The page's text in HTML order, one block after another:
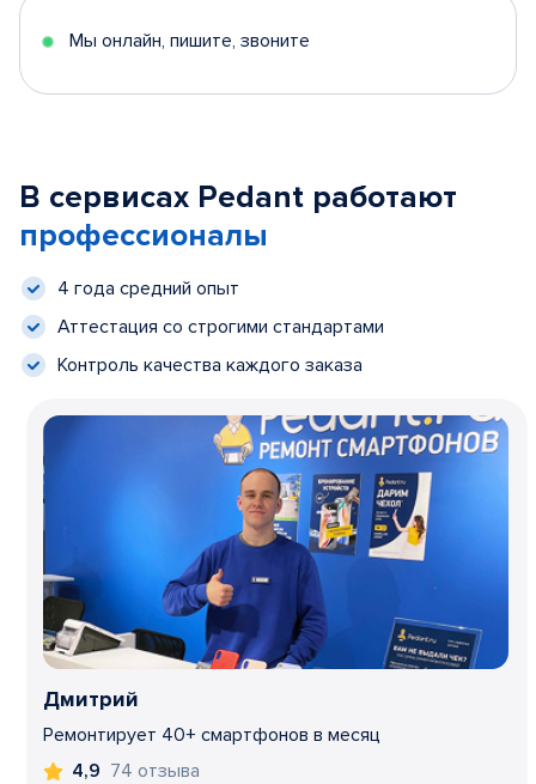
Мы онлайн, пишите, звоните
В сервисах Pedant работают
профессионалы
4 года средний опыт
Аттестация со строгими стандартами
Контроль качества каждого заказа
Дмитрий
Ремонтирует 40+ смартфонов в месяц
4,9 74 отзыва